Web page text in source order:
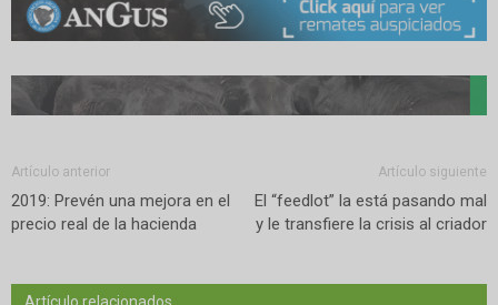
Artículo anterior
2019: Prevén una mejora en el
precio real de la hacienda
Artículo siguiente
El “feedlot” la está pasando mal
y le transfiere la crisis al criador